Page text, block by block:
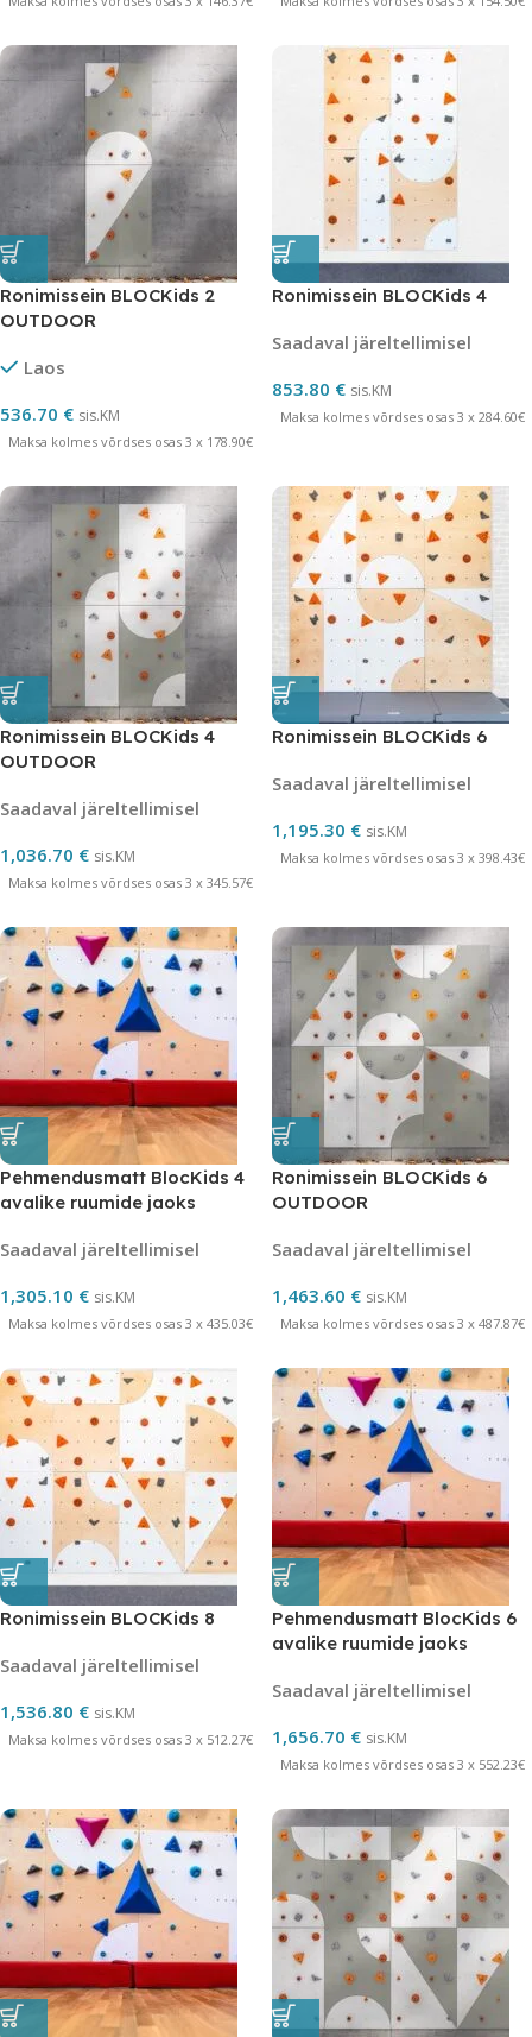
Ronimissein BLOCKids 2
OUTDOOR
Laos
536.70 € sis.KM
Maksa kolmes võrdses osas 3 x 178.90€
Ronimissein BLOCKids 4
Saadaval järeltellimisel
853.80 € sis.KM
Maksa kolmes võrdses osas 3 x 284.60€
Ronimissein BLOCKids 4
OUTDOOR
Saadaval järeltellimisel
1,036.70 € sis.KM
Maksa kolmes võrdses osas 3 x 345.57€
Ronimissein BLOCKids 6
Saadaval järeltellimisel
1,195.30 € sis.KM
Maksa kolmes võrdses osas 3 x 398.43€
Pehmendusmatt BlocKids 4
avalike ruumide jaoks
Saadaval järeltellimisel
1,305.10 € sis.KM
Maksa kolmes võrdses osas 3 x 435.03€
Ronimissein BLOCKids 6
OUTDOOR
Saadaval järeltellimisel
1,463.60 € sis.KM
Maksa kolmes võrdses osas 3 x 487.87€
Ronimissein BLOCKids 8
Saadaval järeltellimisel
1,536.80 € sis.KM
Maksa kolmes võrdses osas 3 x 512.27€
Pehmendusmatt BlocKids 6
avalike ruumide jaoks
Saadaval järeltellimisel
1,656.70 € sis.KM
Maksa kolmes võrdses osas 3 x 552.23€